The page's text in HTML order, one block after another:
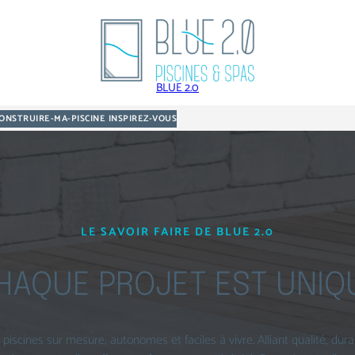
BLUE 2.0
MA-PISCINE INSPIREZ-VOUS
LE SAVOIR FAIRE DE BLUE 2.0
PROJET EST
sur mesure, autonomes et faciles à vivre. Alliant qualité,